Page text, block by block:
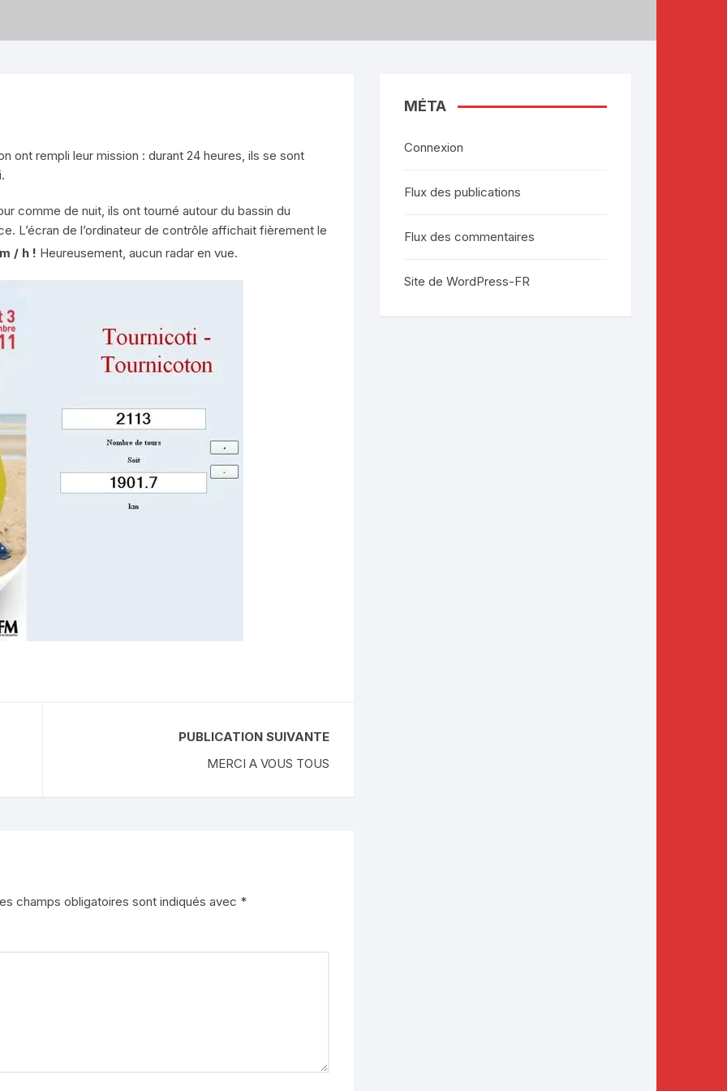
ont rempli leur mission : durant 24 heures, ils se sont
comme de nuit, ils ont tourné autour du bassin du
L’écran de l’ordinateur de contrôle affichait fièrement le
/ h ! Heureusement, aucun radar en vue.
PUBLICATION SUIVANTE
MERCI A VOUS TOUS
champs obligatoires sont indiqués avec *
MÉTA
Connexion
Flux des publications
Flux des commentaires
Site de WordPress-FR